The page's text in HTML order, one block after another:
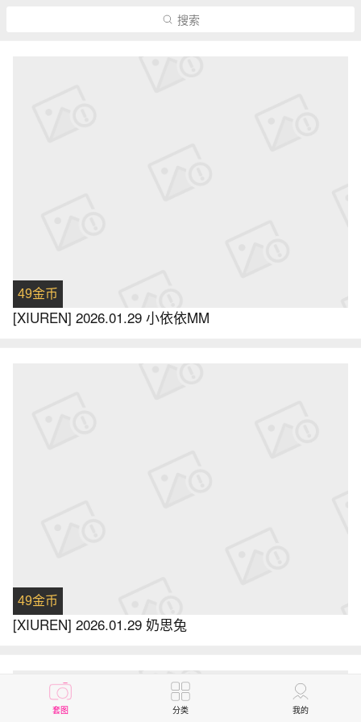
搜索
49金币
[XIUREN] 2026.01.29 小依依MM
49金币
[XIUREN] 2026.01.29 奶思兔
套图 分类 我的